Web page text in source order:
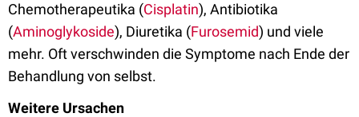
Chemotherapeutika (Cisplatin), Antibiotika
(Aminoglykoside), Diuretika (Furosemid) und viele
mehr. Oft verschwinden die Symptome nach Ende der
Behandlung von selbst.
Weitere Ursachen